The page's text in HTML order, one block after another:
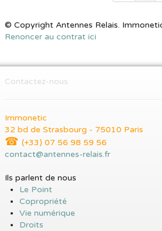
© Copyright Antennes Relais.
Renoncer au contrat ici
Contactez-nous
Immonetic
32 bd de Strasbourg - 75010 Paris
☎ (+33) 07 56 98 59 56
contact@antennes-relais.fr
Ils parlent de nous
Le Point
Copropriété
Vie numérique
Droits